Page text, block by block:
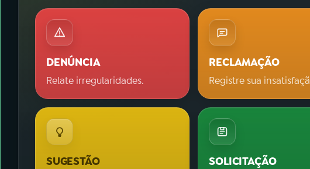
DENÚNCIA
Relate irregularidades.
RECLAMAÇÃO
Registre sua
SUGESTÃO SOLICITAÇÃO